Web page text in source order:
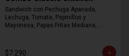
Sandwich con Pechuga Apanada,
Lechuga, Tomate, Pepinillos y
Mayonesa, Papas Fritas Mediana,
$7.290